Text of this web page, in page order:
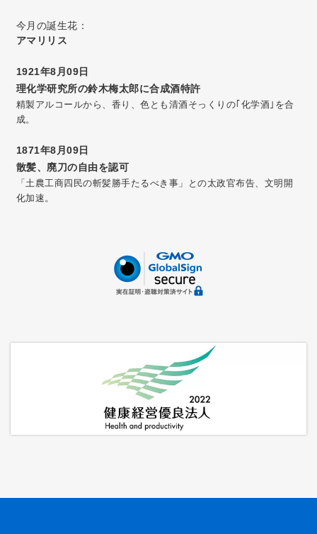
今月の誕生花：
アマリリス
1921年8月09日
理化学研究所の鈴木梅太郎に合成酒特許
精製アルコールから、香り、色とも清酒そっくりの｢化学酒｣を合
成。
1871年8月09日
散髪、廃刀の自由を認可
「土農工商四民の斬髪勝手たるべき事」との太政官布告、文明開
化加速。